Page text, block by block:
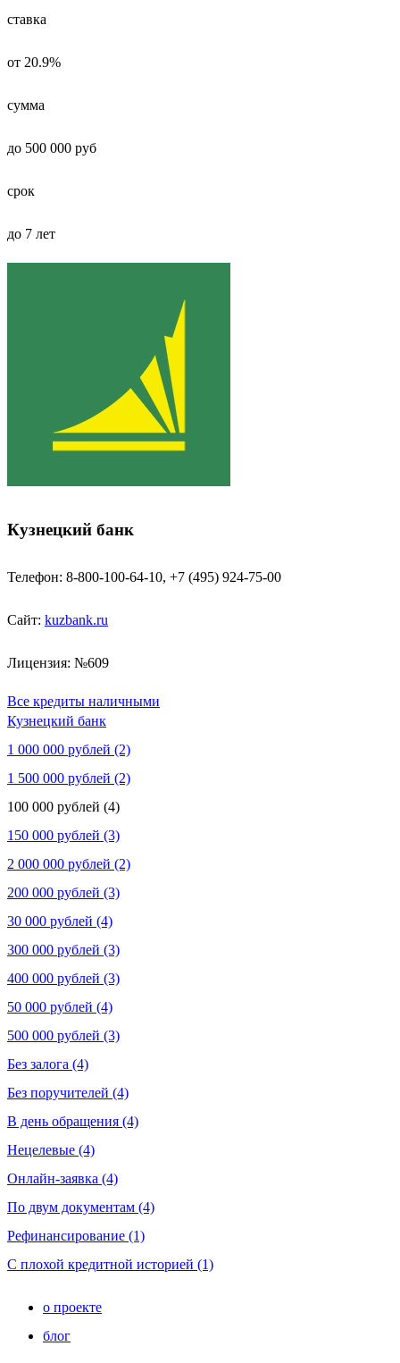
ставка
от 20.9%
сумма
до 500 000 руб
срок
до 7 лет
Кузнецкий банк
Телефон: 8-800-100-64-10, +7 (495) 924-75-00
Сайт: kuzbank.ru
Лицензия: №609
Все кредиты наличными
Кузнецкий банк
1 000 000 рублей (2)
1 500 000 рублей (2)
100 000 рублей (4)
150 000 рублей (3)
2 000 000 рублей (2)
200 000 рублей (3)
30 000 рублей (4)
300 000 рублей (3)
400 000 рублей (3)
50 000 рублей (4)
500 000 рублей (3)
Без залога (4)
Без поручителей (4)
В день обращения (4)
Нецелевые (4)
Онлайн-заявка (4)
По двум документам (4)
Рефинансирование (1)
С плохой кредитной историей (1)
о проекте
блог